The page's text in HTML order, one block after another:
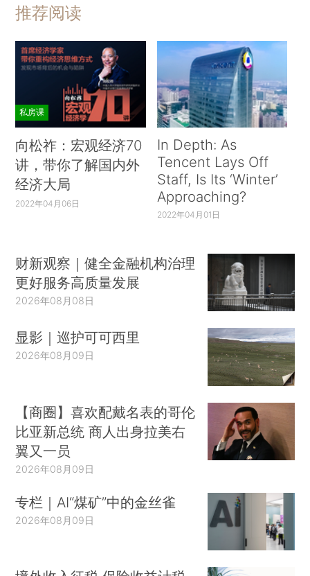
推荐阅读
私房课
向松祚：宏观经济70
讲，带你了解国内外
经济大局
2022年04月06日
In Depth: As
Tencent Lays Off
Staff, Is Its ‘Winter’
Approaching?
2022年04月01日
财新观察｜健全金融机构治理
更好服务高质量发展
2026年08月08日
显影｜巡护可可西里
2026年08月09日
【商圈】喜欢配戴名表的哥伦
比亚新总统 商人出身拉美右
翼又一员
2026年08月09日
专栏｜AI“煤矿”中的金丝雀
2026年08月09日